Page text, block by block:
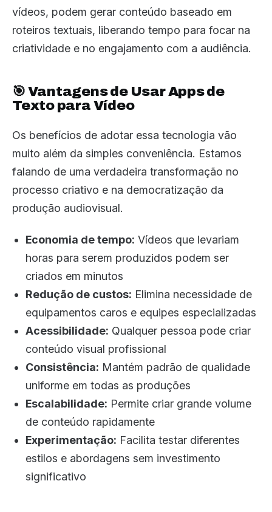
vídeos, podem gerar conteúdo baseado em
roteiros textuais, liberando tempo para focar na
criatividade e no engajamento com a audiência.
🎯 Vantagens de Usar Apps de
Texto para Vídeo
Os benefícios de adotar essa tecnologia vão
muito além da simples conveniência. Estamos
falando de uma verdadeira transformação no
processo criativo e na democratização da
produção audiovisual.
Economia de tempo: Vídeos que levariam
horas para serem produzidos podem ser
criados em minutos
Redução de custos: Elimina necessidade de
equipamentos caros e equipes especializadas
Acessibilidade: Qualquer pessoa pode criar
conteúdo visual profissional
Consistência: Mantém padrão de qualidade
uniforme em todas as produções
Escalabilidade: Permite criar grande volume
de conteúdo rapidamente
Experimentação: Facilita testar diferentes
estilos e abordagens sem investimento
significativo